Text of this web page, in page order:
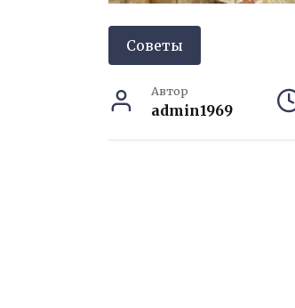
Советы
Автор
admin1969